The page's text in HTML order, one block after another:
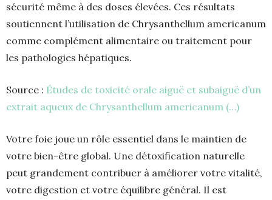
sécurité même à des doses élevées. Ces résultats
soutiennent l’utilisation de Chrysanthellum americanum
comme complément alimentaire ou traitement pour
les pathologies hépatiques.
Source : Études de toxicité orale aiguë et subaiguë d’un
extrait aqueux de Chrysanthellum americanum (…)
Votre foie joue un rôle essentiel dans le maintien de
votre bien-être global. Une détoxification naturelle
peut grandement contribuer à améliorer votre vitalité,
votre digestion et votre équilibre général. Il est